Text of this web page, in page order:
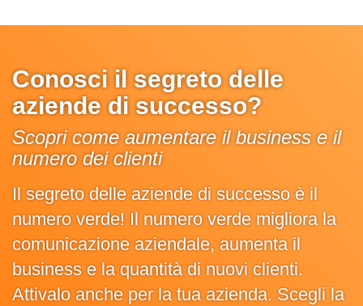
Conosci il segreto delle
aziende di successo?
Scopri come aumentare il business e il
numero dei clienti
Il segreto delle aziende di successo è il
numero verde! Il numero verde migliora la
comunicazione aziendale, aumenta il
business e la quantità di nuovi clienti.
Attivalo anche per la tua azienda. Scegli la